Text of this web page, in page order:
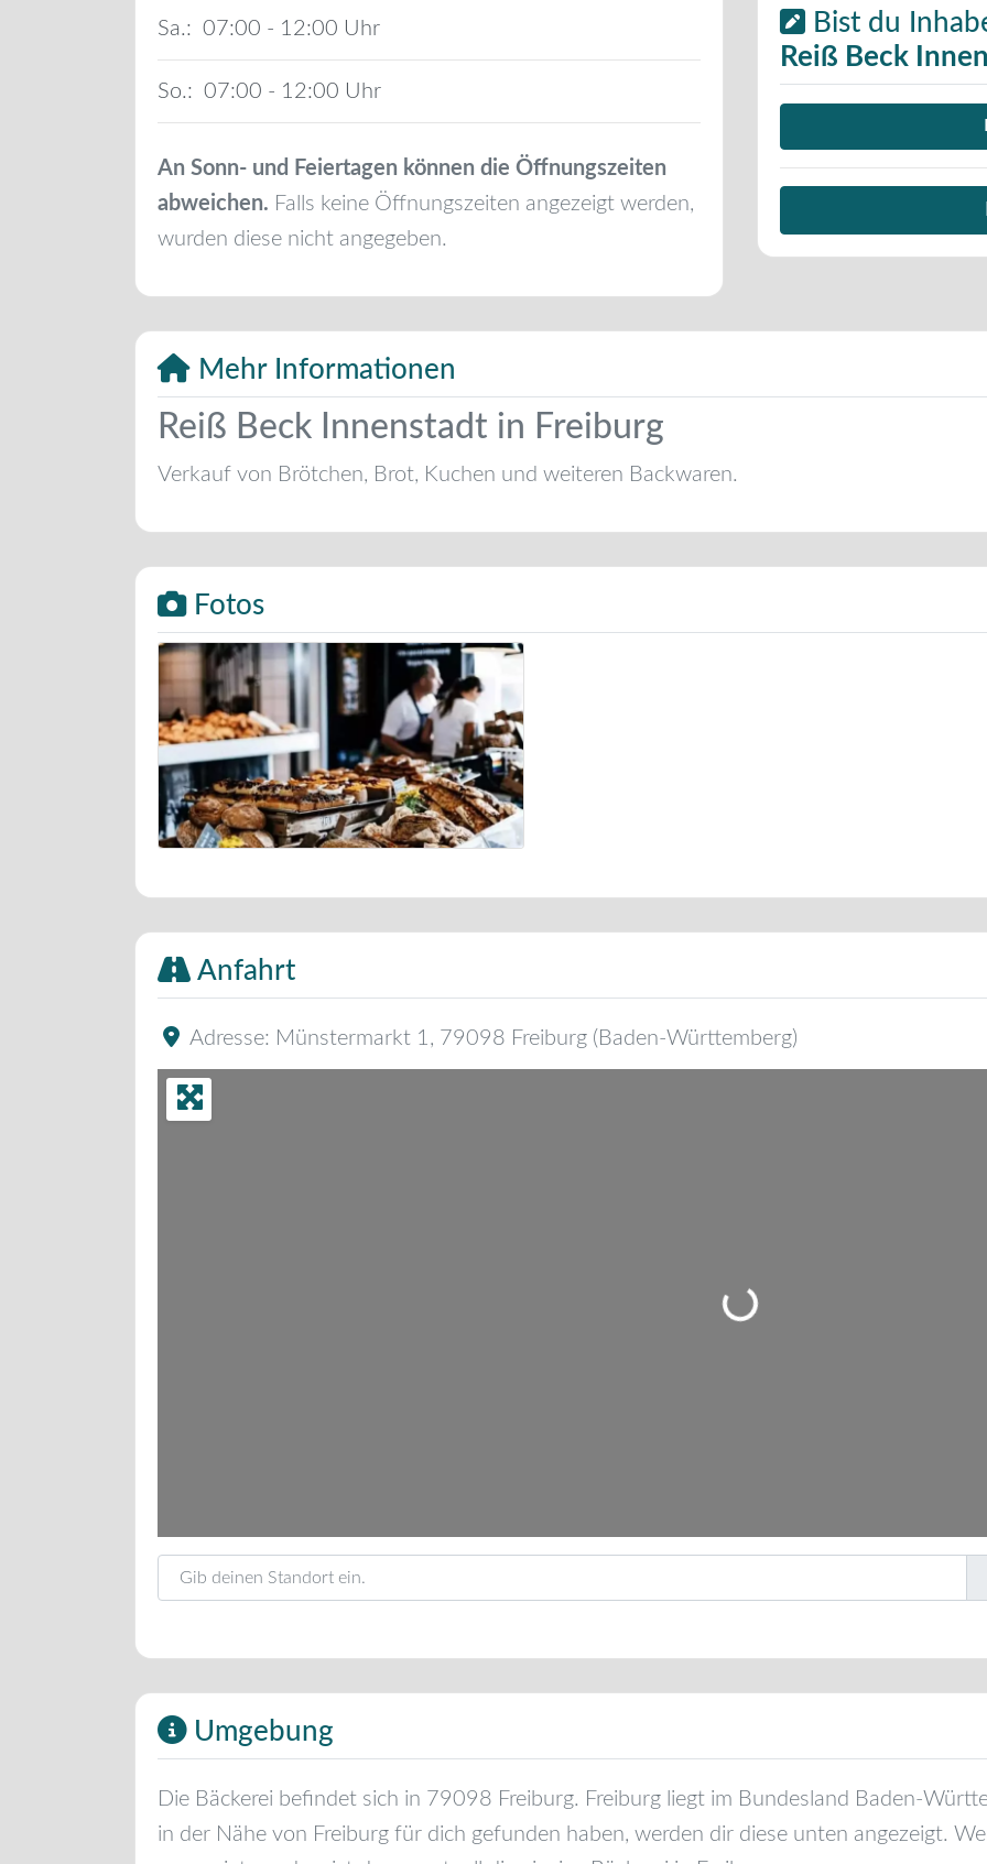
Sa.: 07:00 - 12:00
So.: 07:00 - 12:00
An Sonn- und Feiertagen können die Öffnungszeiten
abweichen. Falls keine Öffnungszeiten angezeigt werden,
wurden diese nicht angegeben.
Bist du
Reiß Beck
Mehr Informationen
Reiß Beck Innenstadt in Freiburg
Verkauf von Brötchen, Brot, Kuchen und weiteren Backwaren.
Fotos
Bäckerei Musterbild
Anfahrt
Adresse: Münstermarkt 1, 79098 Freiburg ( Baden-Württemberg)
Wird geladen …
Umgebung
Die Bäckerei befindet sich in 79098 Freiburg. Freiburg liegt im Bundesland Baden-
in der Nähe von Freiburg für dich gefunden haben, werden dir diese unten angezeigt.